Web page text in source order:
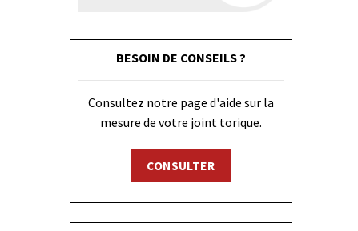
BESOIN DE CONSEILS ?
Consultez notre page d'aide sur la
mesure de votre joint torique.
CONSULTER